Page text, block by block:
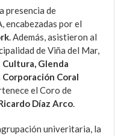
presencia de
encabezadas por el
. Además, asistieron al
de Viña del Mar,
Glenda
Corporación Coral
el Coro de
Díaz Arco.
univeritaria, la